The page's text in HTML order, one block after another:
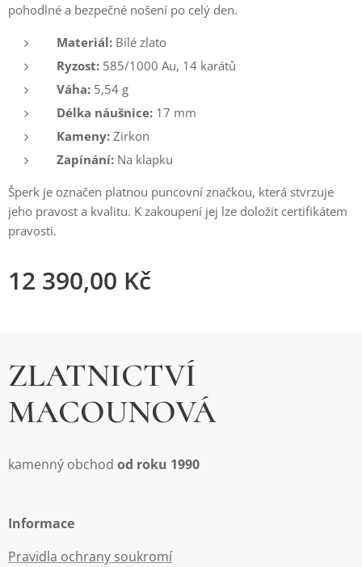
pohodlné a bezpečné nošení po celý den.
Materiál: Bílé zlato
Ryzost: 585/1000 Au, 14 karátů
Váha: 5,54 g
Délka náušnice: 17 mm
Kameny: Zirkon
Zapínání: Na klapku
Šperk je označen platnou puncovní značkou, která stvrzuje
jeho pravost a kvalitu. K zakoupení jej lze doložit certifikátem
pravosti.
12 390,00 Kč
ZLATNICTVÍ
MACOUNOVÁ
kamenný obchod od roku 1990
Informace
Pravidla ochrany soukromí